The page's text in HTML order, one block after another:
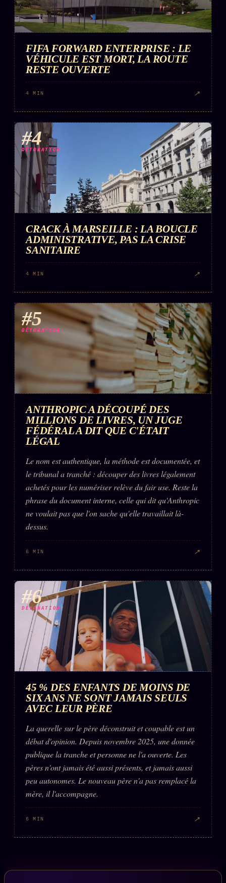
FIFA FORWARD ENTERPRISE : LE
VÉHICULE EST MORT, LA ROUTE
RESTE OUVERTE
4 MIN ↗
#4
DÉTONATION
CRACK À MARSEILLE : LA BOUCLE
ADMINISTRATIVE, PAS LA CRISE
SANITAIRE
4 MIN ↗
#5
DÉTONATION
ANTHROPIC A DÉCOUPÉ DES
MILLIONS DE LIVRES, UN JUGE
FÉDÉRAL A DIT QUE C'ÉTAIT
LÉGAL
Le nom est authentique, la méthode est documentée, et
le tribunal a tranché : découper des livres légalement
achetés pour les numériser relève du fair use. Reste la
phrase du document interne, celle qui dit qu'Anthropic
ne voulait pas que l'on sache qu'elle travaillait là-
dessus.
6 MIN ↗
#6
DÉTONATION
45 % DES ENFANTS DE MOINS DE
SIX ANS NE SONT JAMAIS SEULS
AVEC LEUR PÈRE
La querelle sur le père déconstruit et coupable est un
débat d'opinion. Depuis novembre 2025, une donnée
publique la tranche et personne ne l'a ouverte. Les
pères n'ont jamais été aussi présents, et jamais aussi
peu autonomes. Le nouveau père n'a pas remplacé la
mère, il l'accompagne.
6 MIN ↗